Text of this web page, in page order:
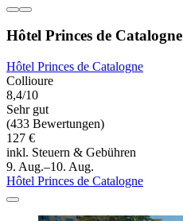
Hôtel Princes de Catalogne
Hôtel Princes de Catalogne
Collioure
8,4/10
Sehr gut
(433 Bewertungen)
127 €
inkl. Steuern & Gebühren
9. Aug.–10. Aug.
Hôtel Princes de Catalogne